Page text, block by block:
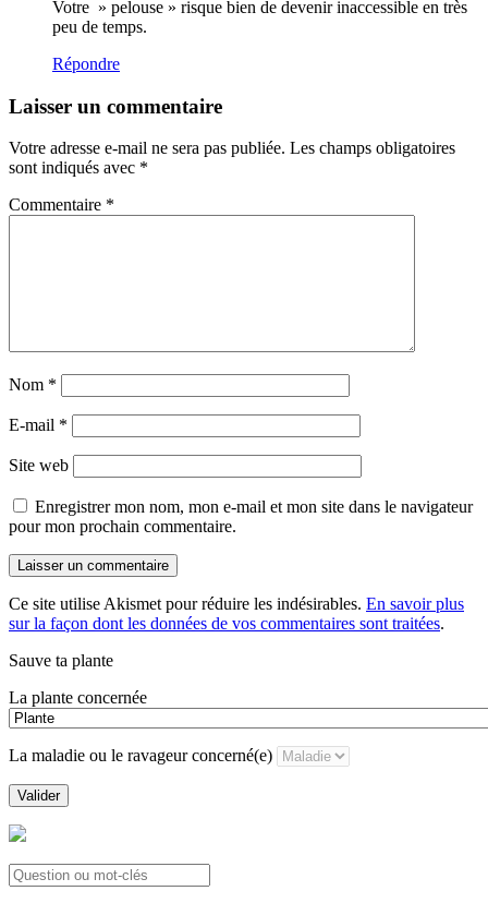
Votre » pelouse » risque bien de devenir inaccessible en très
peu de temps.
Répondre
Laisser un commentaire
Votre adresse e-mail ne sera pas publiée. Les champs obligatoires
sont indiqués avec *
Commentaire *
Nom *
E-mail *
Site web
Enregistrer mon nom, mon e-mail et mon site dans le navigateur
pour mon prochain commentaire.
Ce site utilise Akismet pour réduire les indésirables. En savoir plus
sur la façon dont les données de vos commentaires sont traitées.
Sauve ta plante
La plante concernée
La maladie ou le ravageur concerné(e)
Valider